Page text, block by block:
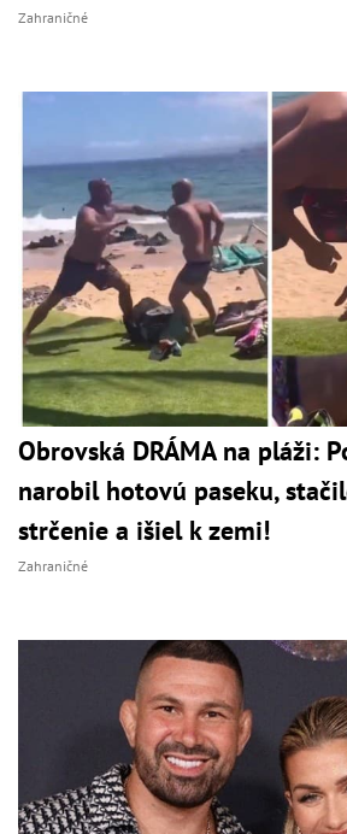
Zahraničné
Obrovská DRÁMA na pláži:
narobil hotovú paseku,
strčenie a išiel k zemi!
Zahraničné